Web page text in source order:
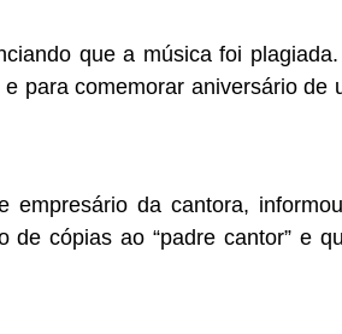
que a música foi
para comemorar aniversário de
empresário da cantora,
de cópias ao “padre cantor” e